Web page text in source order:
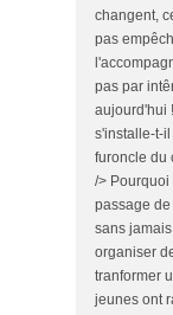
changent,
pas
pas par
aujourd'hui
s'installe-t-
furoncle du
/> Pourquoi
passage
sans
organiser
tranformer
jeunes ont